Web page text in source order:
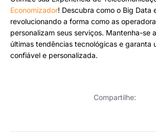
Economizador! Descubra como o Big Data
revolucionando a forma como as
personalizam seus serviços. Mantenha-se
últimas tendências tecnológicas e garanta
confiável e personalizada.
Compartilhe: